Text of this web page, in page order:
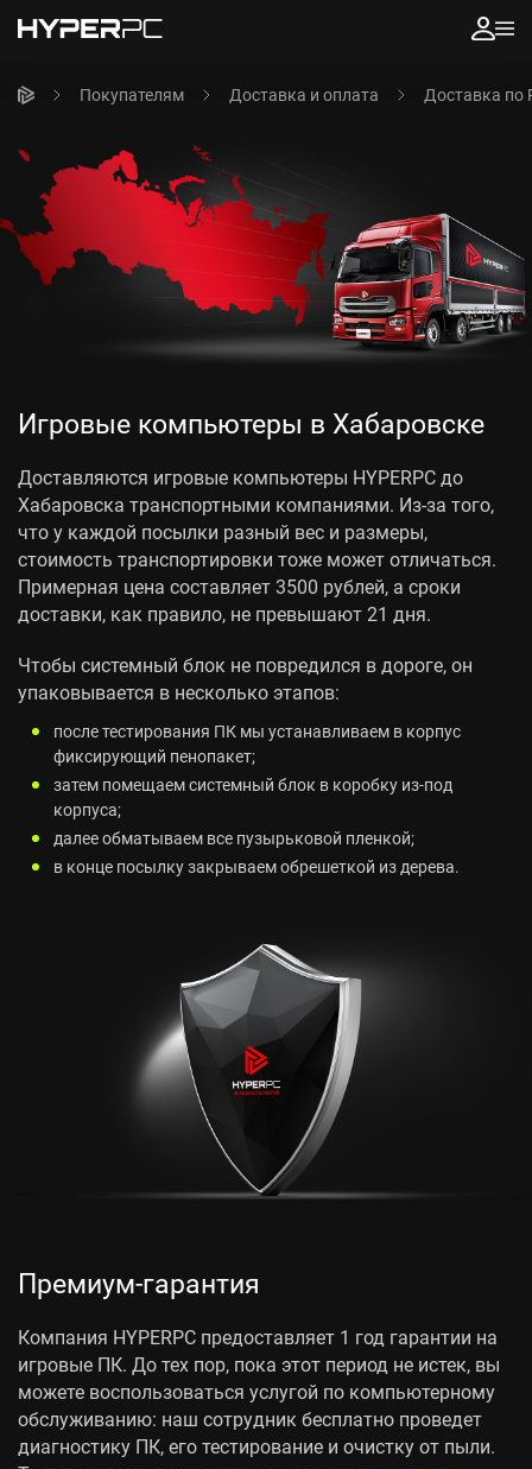
Покупателям Доставка и оплата Доставка по
Игровые компьютеры в Хабаровске
Доставляются игровые компьютеры HYPERPC до
Хабаровска транспортными компаниями. Из-за того,
что у каждой посылки разный вес и размеры,
стоимость транспортировки тоже может отличаться.
Примерная цена составляет 3500 рублей, а сроки
доставки, как правило, не превышают 21 дня.
Чтобы системный блок не повредился в дороге, он
упаковывается в несколько этапов:
после тестирования ПК мы устанавливаем в корпус
фиксирующий пенопакет;
затем помещаем системный блок в коробку из-под
корпуса;
далее обматываем все пузырьковой пленкой;
в конце посылку закрываем обрешеткой из дерева.
Премиум-гарантия
Компания HYPERPC предоставляет 1 год гарантии на
игровые ПК. До тех пор, пока этот период не истек, вы
можете воспользоваться услугой по компьютерному
обслуживанию: наш сотрудник бесплатно проведет
диагностику ПК, его тестирование и очистку от пыли.